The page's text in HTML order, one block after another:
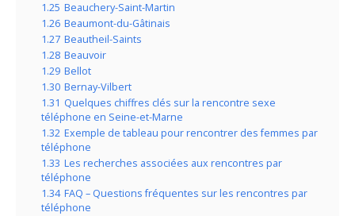
1.25 Beauchery-Saint-Martin
1.26 Beaumont-du-Gâtinais
1.27 Beautheil-Saints
1.28 Beauvoir
1.29 Bellot
1.30 Bernay-Vilbert
1.31 Quelques chiffres clés sur la rencontre sexe
téléphone en Seine-et-Marne
1.32 Exemple de tableau pour rencontrer des femmes par
téléphone
1.33 Les recherches associées aux rencontres par
téléphone
1.34 FAQ – Questions fréquentes sur les rencontres par
téléphone